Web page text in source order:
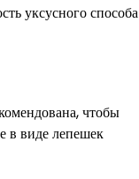
уксусного способа
чтобы
в виде лепешек